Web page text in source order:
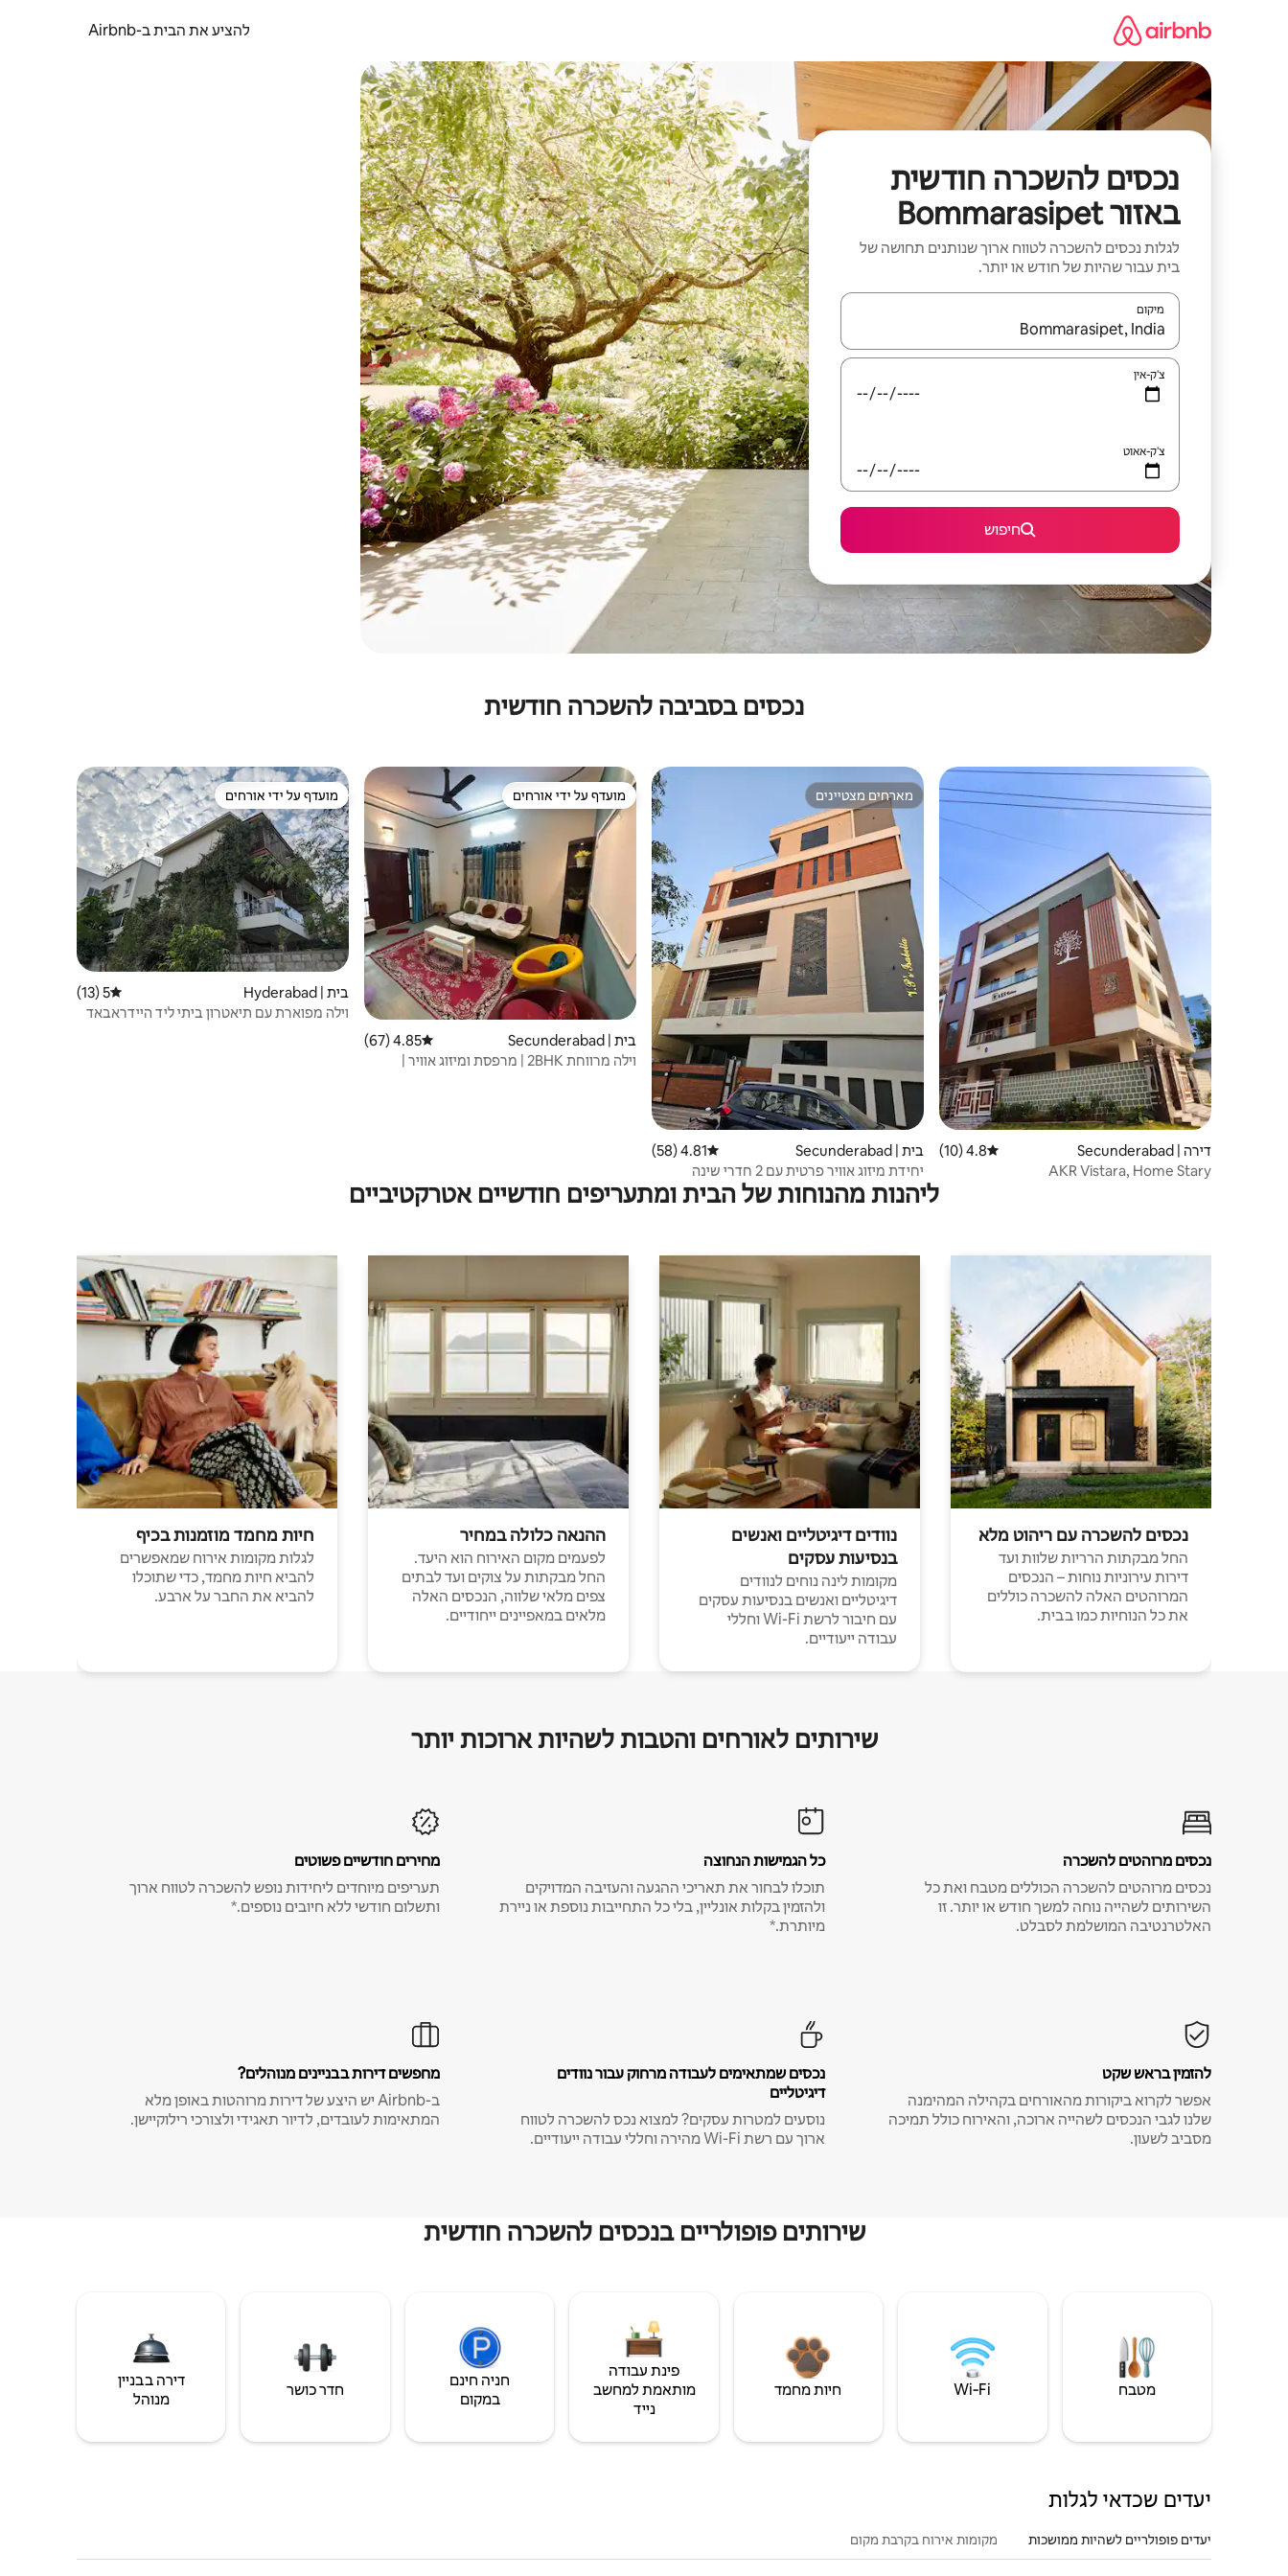
להציע את הבית ב-Airbnb
נכסים להשכרה חודשית
באזור Bommarasipet
לגלות נכסים להשכרה לטווח ארוך שנותנים תחושה של
בית עבור שהיות של חודש או יותר.
מיקום
כאשר התוצאות יהיו זמינות, יש לנווט עם מקשי החיצים למעלה ולמטה או לעיין בעזרת תנועות מגע או החלקה.
צ'ק-אין
צ'ק-אאוט
חיפוש
נכסים בסביבה להשכרה חודשית
דירה | Secunderabad דירוג ממוצע של 4.8 מתוך 5, 10 ביקורות
4.8 (10)
AKR Vistara, Home Stary
מארחים מצטיינים
מארחים מצטיינים
בית | Secunderabad דירוג ממוצע של 4.81 מתוך 5, 58 ביקורות
4.81 (58)
יחידת מיזוג אוויר פרטית עם 2 חדרי שינה
ומטבח ליד קומפאלי | היידראבאד
מועדף על ידי אורחים
מועדף על ידי אורחים
בית | Secunderabad דירוג ממוצע של 4.85 מתוך 5, 67 ביקורות
4.85 (67)
וילה מרווחת 2BHK | מרפסת ומיזוג אוויר |
מועדף על ידי אורחים
מועדף על ידי אורחים
בית | Hyderabad דירוג ממוצע של 5 מתוך 5, 13 ביקורות
5 (13)
וילה מפוארת עם תיאטרון ביתי ליד היידראבאד
ליהנות מהנוחות של הבית ומתעריפים חודשיים אטרקטיביים
נכסים להשכרה עם ריהוט מלא
החל מבקתות הרריות שלוות ועד
דירות עירוניות נוחות – הנכסים
המרוהטים האלה להשכרה כוללים
את כל הנוחיות כמו בבית.
נוודים דיגיטליים ואנשים
בנסיעות עסקים
מקומות לינה נוחים לנוודים
דיגיטליים ואנשים בנסיעות עסקים
עם חיבור לרשת Wi-Fi וחללי
עבודה ייעודיים.
ההנאה כלולה במחיר
לפעמים מקום האירוח הוא היעד.
החל מבקתות על צוקים ועד לבתים
צפים מלאי שלווה, הנכסים האלה
מלאים במאפיינים ייחודיים.
חיות מחמד מוזמנות בכיף
לגלות מקומות אירוח שמאפשרים
להביא חיות מחמד, כדי שתוכלו
להביא את החבר על ארבע.
שירותים לאורחים והטבות לשהיות ארוכות יותר
נכסים מרוהטים להשכרה
נכסים מרוהטים להשכרה הכוללים מטבח ואת כל
השירותים לשהייה נוחה למשך חודש או יותר. זו
האלטרנטיבה המושלמת לסבלט.
כל הגמישות הנחוצה
תוכלו לבחור את תאריכי ההגעה והעזיבה המדויקים
ולהזמין בקלות אונליין, בלי כל התחייבות נוספת או ניירת
מיותרת.*
מחירים חודשיים פשוטים
תעריפים מיוחדים ליחידות נופש להשכרה לטווח ארוך
ותשלום חודשי ללא חיובים נוספים.*
להזמין בראש שקט
אפשר לקרוא ביקורות מהאורחים בקהילה המהימנה
שלנו לגבי הנכסים לשהייה ארוכה, והאירוח כולל תמיכה
מסביב לשעון.
נכסים שמתאימים לעבודה מרחוק עבור נוודים
דיגיטליים
נוסעים למטרות עסקים? למצוא נכס להשכרה לטווח
ארוך עם רשת Wi-Fi מהירה וחללי עבודה ייעודיים.
מחפשים דירות בבניינים מנוהלים?
ב-Airbnb יש היצע של דירות מרוהטות באופן מלא
המתאימות לעובדים, לדיור תאגידי ולצורכי רילוקיישן.
שירותים פופולריים בנכסים להשכרה חודשית
מטבח Wi‑Fi חיות מחמד
פינת עבודה
מותאמת למחשב
נייד
חניה חינם
במקום
חדר כושר
דירה בבניין
מנוהל
יעדים שכדאי לגלות
יעדים פופולריים לשהיות ממושכות מקומות אירוח בקרבת מקום